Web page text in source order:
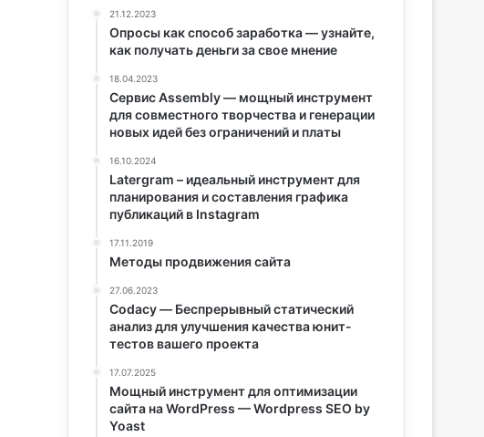
21.12.2023
Опросы как способ заработка — узнайте,
как получать деньги за свое мнение
18.04.2023
Сервис Assembly — мощный инструмент
для совместного творчества и генерации
новых идей без ограничений и платы
16.10.2024
Latergram – идеальный инструмент для
планирования и составления графика
публикаций в Instagram
17.11.2019
Методы продвижения сайта
27.06.2023
Codacy — Беспрерывный статический
анализ для улучшения качества юнит-
тестов вашего проекта
17.07.2025
Мощный инструмент для оптимизации
сайта на WordPress — Wordpress SEO by
Yoast